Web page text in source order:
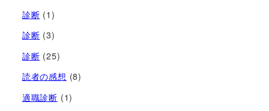
診断 (1)
診断 (3)
診断 (25)
読者の感想 (8)
適職診断 (1)